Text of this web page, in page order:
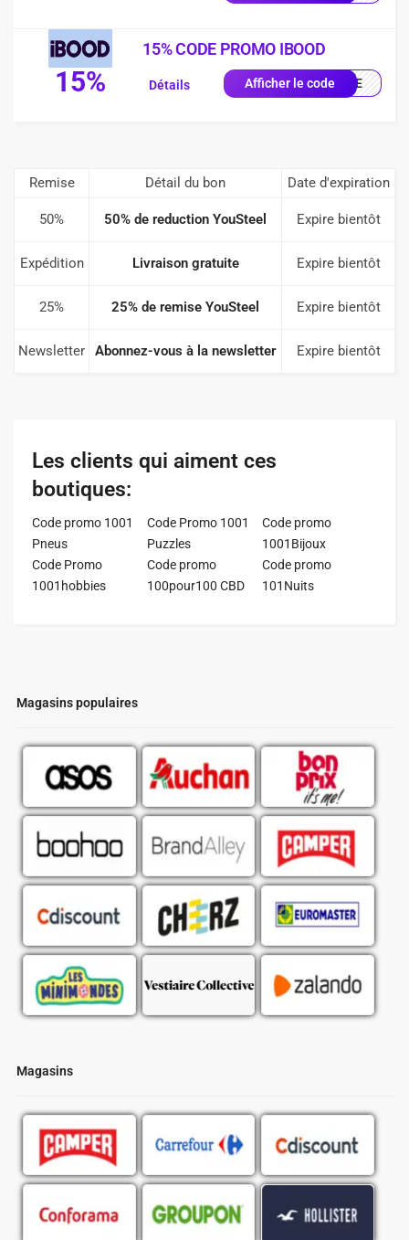
Magasins populaires
Magasins
15%
15% CODE PROMO IBOOD
Afficher le codeIQUE
Détails
Remise Détail du bon Date d'expiration
50% 50% de reduction YouSteel Expire bientôt
Expédition Livraison gratuite Expire bientôt
25% 25% de remise YouSteel Expire bientôt
Newsletter Abonnez-vous à la newsletter Expire bientôt
Les clients qui aiment ces
boutiques:
Code promo 1001
Pneus
Code Promo 1001
Puzzles
Code promo
1001Bijoux
Code Promo
1001hobbies
Code promo
100pour100 CBD
Code promo
101Nuits